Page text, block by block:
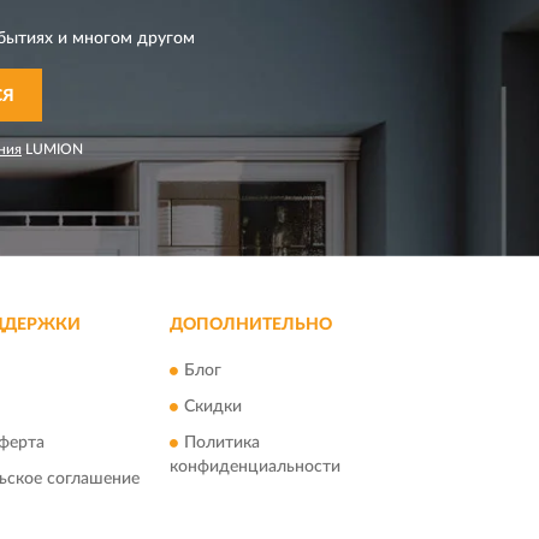
и многом другом
LUMION
соглашение
ДОПОЛНИТЕЛЬНО
Блог
Скидки
Политика
конфиденциальности